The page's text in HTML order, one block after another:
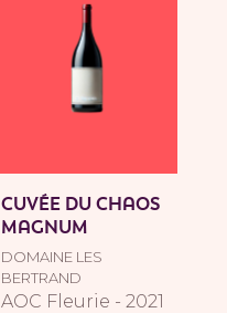
CUVÉE DU CHAOS
MAGNUM
DOMAINE LES
BERTRAND
AOC Fleurie - 2021